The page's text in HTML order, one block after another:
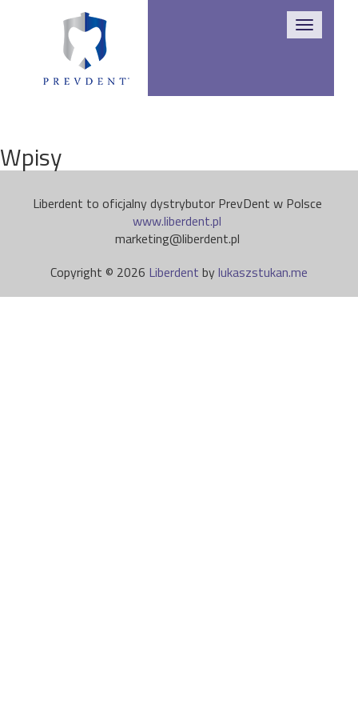
Toggle
Wpisy
Liberdent to oficjalny dystrybutor PrevDent w Polsce
www.liberdent.pl
marketing@liberdent.pl
Copyright © 2026 Liberdent bylukaszstukan.me